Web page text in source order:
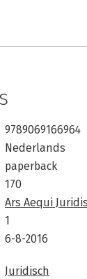
9789069166964
Nederlands
paperback
170
Ars Aequi
1
6-8-2016
Juridisch